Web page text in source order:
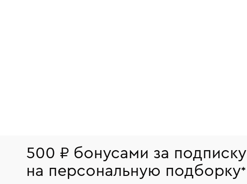
500 ₽ бонусами за подписку
на персональную подборку*